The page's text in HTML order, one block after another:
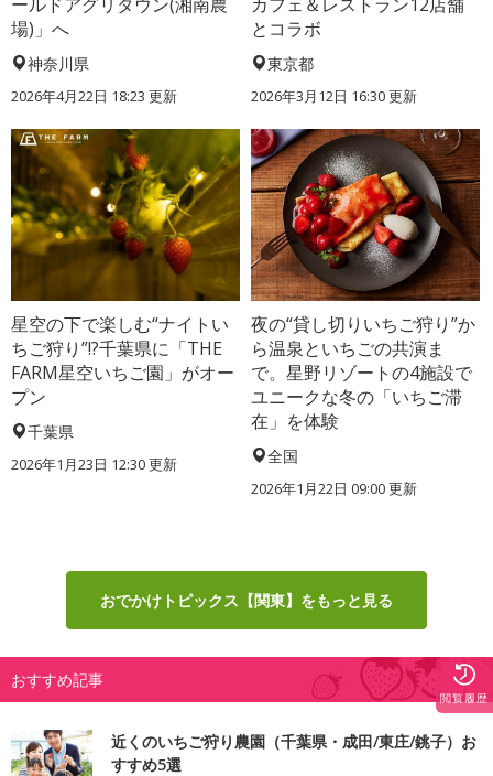
場)」へ
神奈川県
2026年4月22日 18:23 更新
とコラボ
東京都
2026年3月12日 16:30 更新
星空の下で楽しむ“ナイトい
ちご狩り”!?千葉県に「THE
FARM星空いちご園」がオー
プン
千葉県
2026年1月23日 12:30 更新
夜の“貸し切りいちご狩り”か
ら温泉といちごの共演ま
で。星野リゾートの4施設で
ユニークな冬の「いちご滞
在」を体験
全国
2026年1月22日 09:00 更新
おでかけトピックス【関東】をもっと見る
おすすめ記事
近くのいちご狩り農園（千葉県・成田/東庄/銚子）お
すすめ5選
閲覧履歴